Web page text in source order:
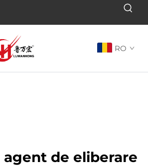
RO
de eliberare